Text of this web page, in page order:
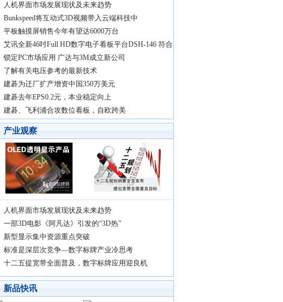
人机界面市场发展现状及未来趋势
Bunkspeed将互动式3D视频带入云端科技中
平板触摸屏销售今年有望达6000万台
艾讯全新46吋Full HD数字电子看板平台DSH-146 符合
锁定PC市场应用 广达与3M成立新公司
了解有关电压参考的最新技术
建碁为迁厂扩产增资中国350万美元
建碁去年EPS0.2元，本业稳定向上
建碁、飞利浦合攻数位看板，自欧跨美
产业观察
人机界面市场发展现状及未来趋势
一部3D电影《阿凡达》引发的“3D热”
新型显示集中资源重点突破
标准是深层次竞争—数字标牌产业冷思考
十二五提宽带全面普及，数字标牌应用迎良机
新品快讯